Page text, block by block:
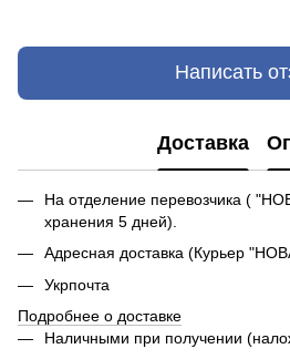
Написать
Доставка
На отделение перевозчика (
хранения 5 дней).
Адресная доставка (Курьер
Укрпочта
Подробнее о доставке
Наличными при получении